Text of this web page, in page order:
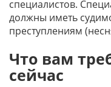
специалистов.
должны иметь
преступлениям
Что вам
сейчас